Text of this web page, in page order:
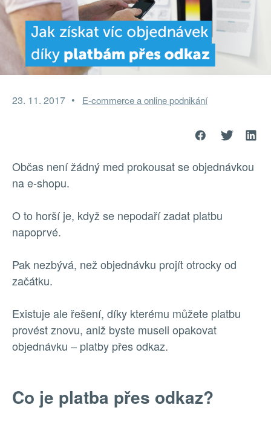
23. 11. 2017 E-commerce a online podnikání
Občas není žádný med prokousat se objednávkou
na e-shopu.
O to horší je, když se nepodaří zadat platbu
napoprvé.
Pak nezbývá, než objednávku projít otrocky od
začátku.
Existuje ale řešení, díky kterému můžete platbu
provést znovu, aniž byste museli opakovat
objednávku – platby přes odkaz.
Co je platba přes odkaz?